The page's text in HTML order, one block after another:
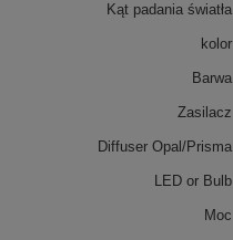
Kąt padania światła
kolor
Barwa
Zasilacz
Diffuser Opal/Prisma
LED or Bulb
Moc